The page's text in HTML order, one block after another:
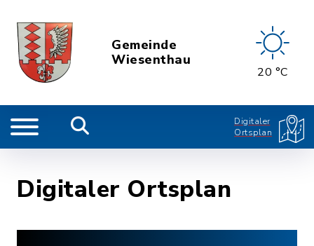
Gemeinde
Wiesenthau
20 °C
Digitaler
Ortsplan
Digitaler Ortsplan